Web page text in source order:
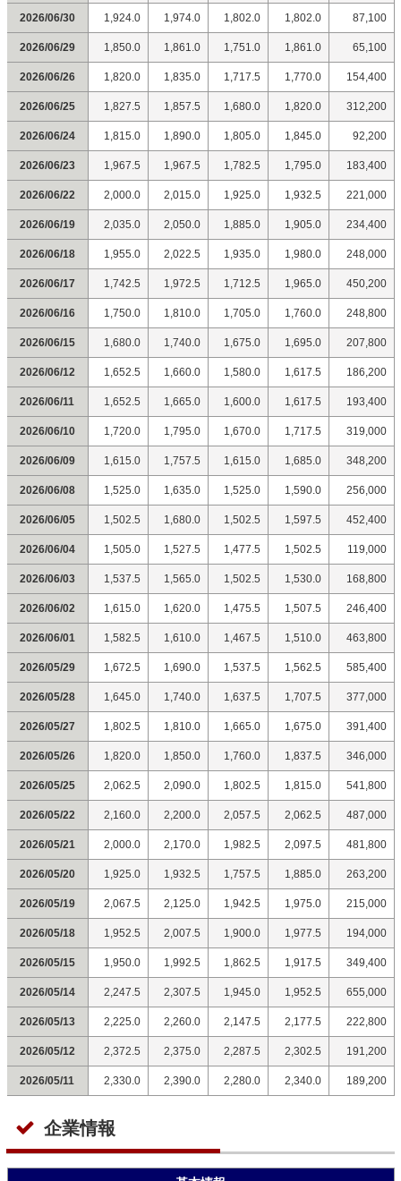
2026/06/30 1,924.0 1,974.0 1,802.0 1,802.0 87,100
2026/06/29 1,850.0 1,861.0 1,751.0 1,861.0 65,100
2026/06/26 1,820.0 1,835.0 1,717.5 1,770.0 154,400
2026/06/25 1,827.5 1,857.5 1,680.0 1,820.0 312,200
2026/06/24 1,815.0 1,890.0 1,805.0 1,845.0 92,200
2026/06/23 1,967.5 1,967.5 1,782.5 1,795.0 183,400
2026/06/22 2,000.0 2,015.0 1,925.0 1,932.5 221,000
2026/06/19 2,035.0 2,050.0 1,885.0 1,905.0 234,400
2026/06/18 1,955.0 2,022.5 1,935.0 1,980.0 248,000
2026/06/17 1,742.5 1,972.5 1,712.5 1,965.0 450,200
2026/06/16 1,750.0 1,810.0 1,705.0 1,760.0 248,800
2026/06/15 1,680.0 1,740.0 1,675.0 1,695.0 207,800
2026/06/12 1,652.5 1,660.0 1,580.0 1,617.5 186,200
2026/06/11 1,652.5 1,665.0 1,600.0 1,617.5 193,400
2026/06/10 1,720.0 1,795.0 1,670.0 1,717.5 319,000
2026/06/09 1,615.0 1,757.5 1,615.0 1,685.0 348,200
2026/06/08 1,525.0 1,635.0 1,525.0 1,590.0 256,000
2026/06/05 1,502.5 1,680.0 1,502.5 1,597.5 452,400
2026/06/04 1,505.0 1,527.5 1,477.5 1,502.5 119,000
2026/06/03 1,537.5 1,565.0 1,502.5 1,530.0 168,800
2026/06/02 1,615.0 1,620.0 1,475.5 1,507.5 246,400
2026/06/01 1,582.5 1,610.0 1,467.5 1,510.0 463,800
2026/05/29 1,672.5 1,690.0 1,537.5 1,562.5 585,400
2026/05/28 1,645.0 1,740.0 1,637.5 1,707.5 377,000
2026/05/27 1,802.5 1,810.0 1,665.0 1,675.0 391,400
2026/05/26 1,820.0 1,850.0 1,760.0 1,837.5 346,000
2026/05/25 2,062.5 2,090.0 1,802.5 1,815.0 541,800
2026/05/22 2,160.0 2,200.0 2,057.5 2,062.5 487,000
2026/05/21 2,000.0 2,170.0 1,982.5 2,097.5 481,800
2026/05/20 1,925.0 1,932.5 1,757.5 1,885.0 263,200
2026/05/19 2,067.5 2,125.0 1,942.5 1,975.0 215,000
2026/05/18 1,952.5 2,007.5 1,900.0 1,977.5 194,000
2026/05/15 1,950.0 1,992.5 1,862.5 1,917.5 349,400
2026/05/14 2,247.5 2,307.5 1,945.0 1,952.5 655,000
2026/05/13 2,225.0 2,260.0 2,147.5 2,177.5 222,800
2026/05/12 2,372.5 2,375.0 2,287.5 2,302.5 191,200
2026/05/11 2,330.0 2,390.0 2,280.0 2,340.0 189,200
企業情報